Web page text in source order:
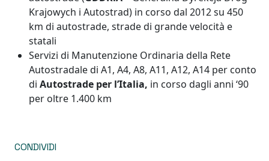
Krajowych i Autostrad) in corso dal 2012 su 450
km di autostrade, strade di grande velocità e
statali
Servizi di Manutenzione Ordinaria della Rete
Autostradale di A1, A4, A8, A11, A12, A14 per conto
di Autostrade per l’Italia, in corso dagli anni ‘90
per oltre 1.400 km
CONDIVIDI